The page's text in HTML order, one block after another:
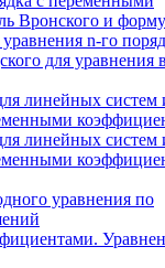
Вронского и
n-го
для уравнения
линейных систем
линейных систем
уравнения по